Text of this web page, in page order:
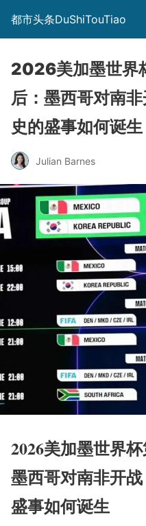
都市头条DuShiTouTiao
2026美加墨世界
后：墨西哥对南
史的盛事如何诞生
Julian Barnes
2026美加墨世界
墨西哥对南非开
盛事如何诞生